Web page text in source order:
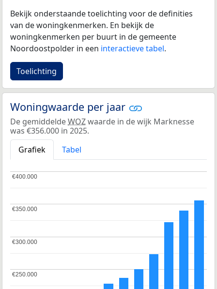
Bekijk onderstaande toelichting voor de definities
van de woningkenmerken. En bekijk de
woningkenmerken per buurt in de gemeente
Noordoostpolder in een interactieve tabel.
Toelichting
Woningwaarde per jaar
De gemiddeldeWOZwaarde in de wijk Marknesse
was €356.000 in 2025.
Grafiek
Tabel
€250.000
€250.000
€300.000
€300.000
€350.000
€350.000
€400.000
€400.000